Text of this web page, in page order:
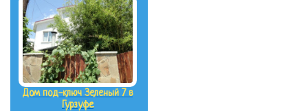
Дом под-ключ Зеленый 7 в
Гурзуфе